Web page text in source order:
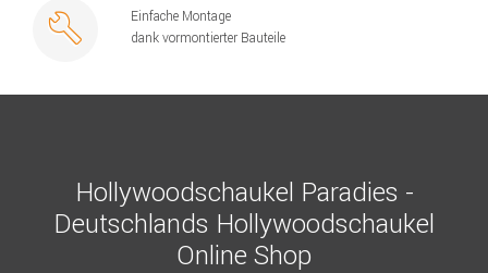
Einfache Montage
dank vormontierter Bauteile
Hollywoodschaukel Paradies -
Deutschlands Hollywoodschaukel
Online Shop